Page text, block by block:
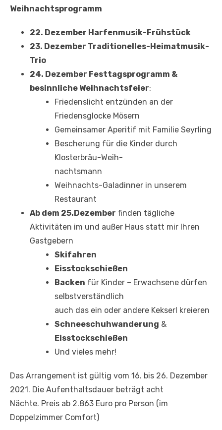
Weihnachtsprogramm
22. Dezember Harfenmusik-Frühstück
23. Dezember Traditionelles-Heimatmusik-
Trio
24. Dezember Festtagsprogramm &
besinnliche Weihnachtsfeier:
Friedenslicht entzünden an der
Friedensglocke Mösern
Gemeinsamer Aperitif mit Familie Seyrling
Bescherung für die Kinder durch
Klosterbräu-Weih-
nachtsmann
Weihnachts-Galadinner in unserem
Restaurant
Ab dem 25.Dezember finden tägliche
Aktivitäten im und außer Haus statt mir Ihren
Gastgebern
Skifahren
Eisstockschießen
Backen für Kinder – Erwachsene dürfen
selbstverständlich
auch das ein oder andere Kekserl kreieren
Schneeschuhwanderung &
Eisstockschießen
Und vieles mehr!
Das Arrangement ist gültig vom 16. bis 26. Dezember
2021. Die Aufenthaltsdauer beträgt acht
Nächte. Preis ab 2.863 Euro pro Person (im
Doppelzimmer Comfort)